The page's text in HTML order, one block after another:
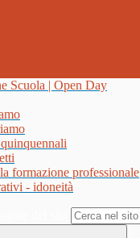
Scuola | Open Day
formazione professionale
- idoneità